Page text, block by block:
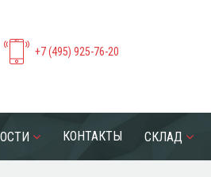
+7 (495) 925-76-20
КОНТАКТЫ СКЛАД